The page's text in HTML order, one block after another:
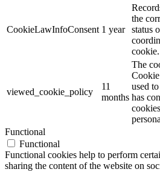
CookieLawInfoConsent 1 year
the
status
cookie.
viewed_cookie_policy
11
months
The
used
has
Functional
Functional
Functional cookies help to perform
sharing the content of the website on